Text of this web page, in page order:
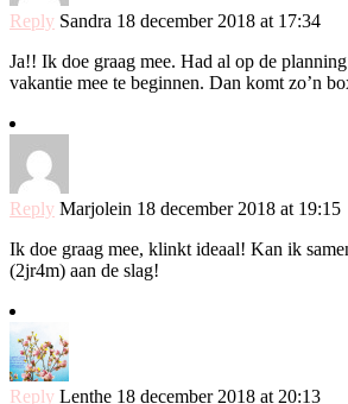
Reply Sandra 18 december 2018 at 17:34
Ja!! Ik doe graag mee. Had al op de
vakantie mee te beginnen. Dan komt zo’n
Reply Marjolein 18 december 2018 at 19:15
Ik doe graag mee, klinkt ideaal! Kan ik
(2jr4m) aan de slag!
Reply Lenthe 18 december 2018 at 20:13